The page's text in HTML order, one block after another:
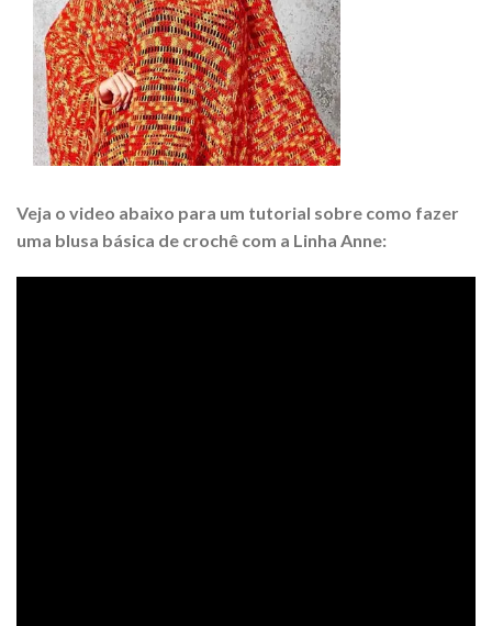
Veja o video abaixo para um tutorial sobre como fazer
uma blusa básica de crochê com a Linha Anne: